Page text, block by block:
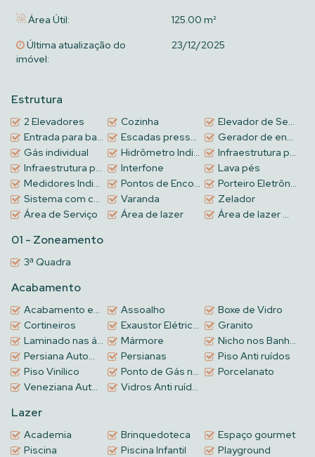
Área Útil:
125.00 m²
Última atualização do
imóvel:
23/12/2025
Estrutura
2 Elevadores Cozinha
Elevador de Serviço
Entrada para banhistas
Escadas pressurizadas
Gerador de energia
Gás individual
Hidrômetro Individual
Infraestrutura para internet
Infraestrutura para água quente
Interfone
Lava pés
Medidores Individuais
Pontos de Encontro
Porteiro Eletrônico
Sistema com câmeras de segurança
Varanda
Zelador
Área de Serviço
Área de lazer Área de lazer mobiliado, decorado e equipado
01 - Zoneamento
3ª Quadra
Acabamento
Acabamento em gesso Assoalho
Boxe de Vidro
Cortineiros
Exaustor Elétrico na Churrasqueira
Granito
Laminado nas áreas intimas
Mármore
Nicho nos Banheiros
Persiana Automatizadas
Persianas
Piso Anti ruídos
Piso Vinílico
Ponto de Gás na Churrasqueira
Porcelanato
Veneziana Automatizada
Vidros Anti ruídos
Lazer
Academia Brinquedoteca
Espaço gourmet
Piscina
Piscina Infantil
Playground